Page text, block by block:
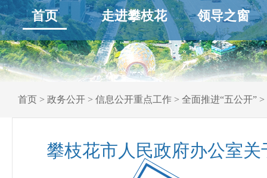
首页 走进攀枝花 领导之窗
首页 > 政务公开 > 信息公开重点工作 > 全面推进“五公开” >
攀枝花市人民政府办公室